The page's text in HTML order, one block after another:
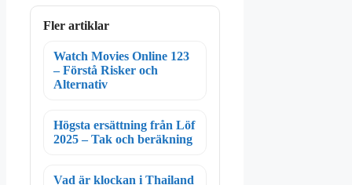
Fler artiklar
Watch Movies Online 123
– Förstå Risker och
Alternativ
Högsta ersättning från Löf
2025 – Tak och beräkning
Vad är klockan i Thailand